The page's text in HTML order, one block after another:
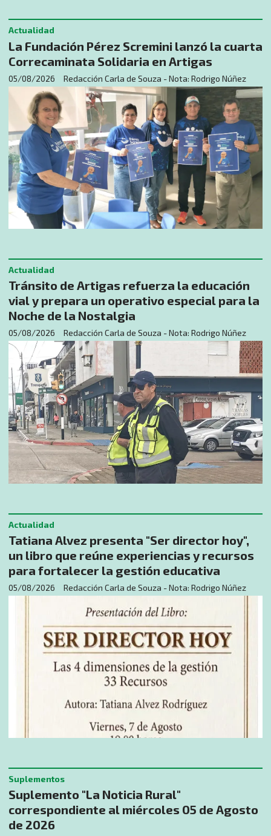
La Fundación Pérez Scremini lanzó la cuarta
Correcaminata Solidaria en Artigas
Redacción Carla de Souza - Nota: Rodrigo Núñez
Actualidad
05/08/2026
Tránsito de Artigas refuerza la educación
vial y prepara un operativo especial para la
Noche de la Nostalgia
Redacción Carla de Souza - Nota: Rodrigo Núñez
Actualidad
05/08/2026
Tatiana Alvez presenta "Ser director hoy",
un libro que reúne experiencias y recursos
para fortalecer la gestión educativa
Redacción Carla de Souza - Nota: Rodrigo Núñez
Actualidad
05/08/2026
Suplemento "La Noticia Rural"
correspondiente al miércoles 05 de Agosto
de 2026
Suplementos